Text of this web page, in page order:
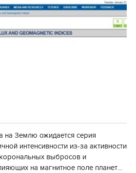
на Землю ожидается серия
интенсивности из-за активности
выбросов и
на магнитное поле планеты.